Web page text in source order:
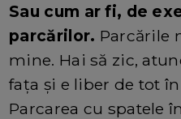
Sau cum ar fi, de
parcărilor. Parcările
mine. Hai să zic,
fața și e liber de tot
Parcarea cu spatele